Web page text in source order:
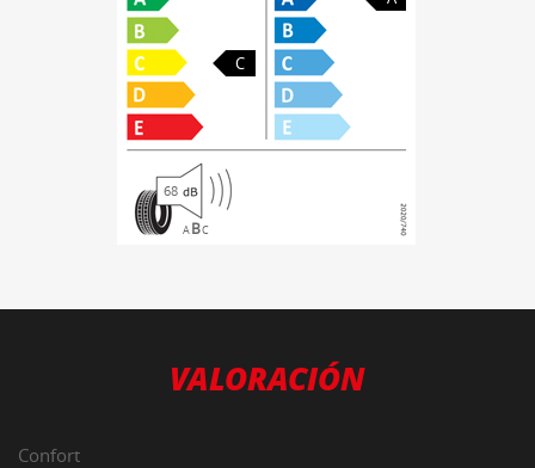
C
68
A BC
VALORACIÓN
Confort